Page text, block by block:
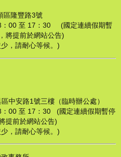
區隆豐路3號
：00 至 17：30 (國定連續假期暫
將提前於網站公告)
，請耐心等候。)
中安路1號三樓（臨時辦公處）
：00 至 17：30 (國定連續假期暫停
提前於網站公告)
，請耐心等候。)